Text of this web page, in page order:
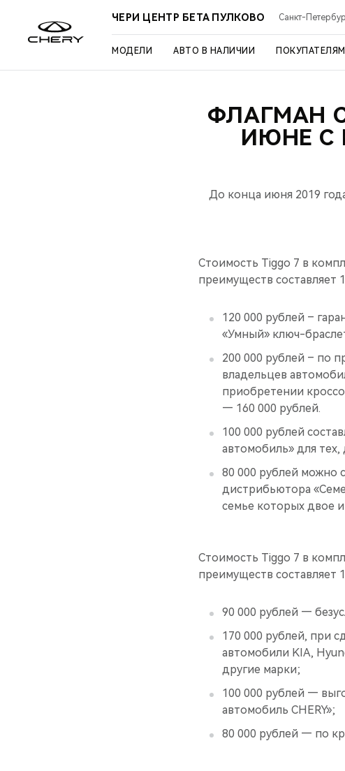
ЧЕРИ ЦЕНТР БЕТА ПУЛКОВО Санкт-
МОДЕЛИ АВТО В НАЛИЧИИ ПОКУПАТЕЛЯМ
ФЛАГМАН
ИЮНЕ С
До конца июня 2019
Стоимость Tiggo 7 в
преимуществ составляет
120 000 рублей –
«Умный» ключ-
200 000 рублей – по
владельцев
приобретении
— 160 000 рублей.
100 000 рублей
автомобиль» для
80 000 рублей можно
дистрибьютора
семье которых двое
Стоимость Tiggo 7 в
преимуществ составляет
90 000 рублей —
170 000 рублей, при
автомобили KIA,
другие марки;
100 000 рублей —
автомобиль CHERY»;
80 000 рублей — по